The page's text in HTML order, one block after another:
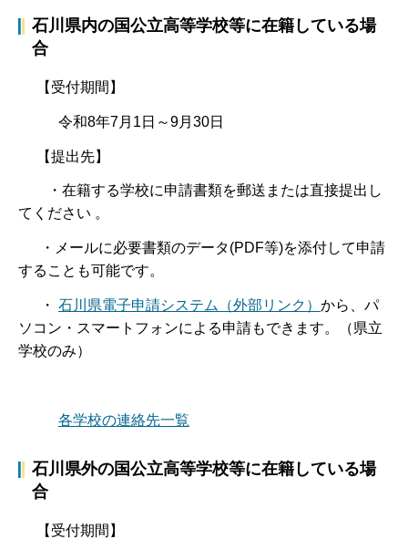
石川県内の国公立高等学校等に在籍している場
合
【受付期間】
令和8年7月1日～9月30日
【提出先】
・在籍する学校に申請書類を郵送または直接提出し
てください 。
・メールに必要書類のデータ(PDF等)を添付して申請
することも可能です。
・ 石川県電子申請システム（外部リンク） から、パ
ソコン・スマートフォンによる申請もできます。（県立
学校のみ）
各学校の連絡先一覧
石川県外の国公立高等学校等に在籍している場
合
【受付期間】